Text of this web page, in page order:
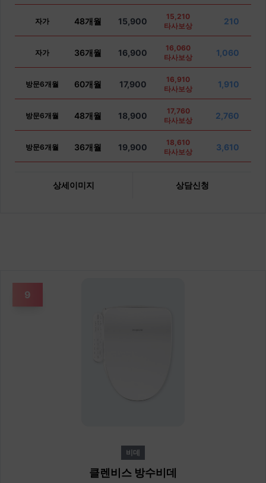
자가 48개월 15,900
15,210
타사보상
210
자가 36개월 16,900
16,060
타사보상
1,060
방문6개월 60개월 17,900
16,910
타사보상
1,910
방문6개월 48개월 18,900
17,760
타사보상
2,760
방문6개월 36개월 19,900
18,610
타사보상
3,610
상세이미지 상담신청
9
비데
클렌비스 방수비데